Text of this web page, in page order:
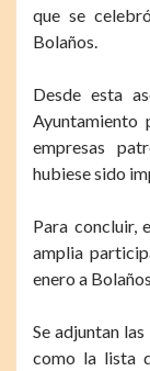
que se
Bolaños.
Desde esta
empresas
hubiese sido
Para concluir,
amplia
enero a
Se adjuntan
como la lista